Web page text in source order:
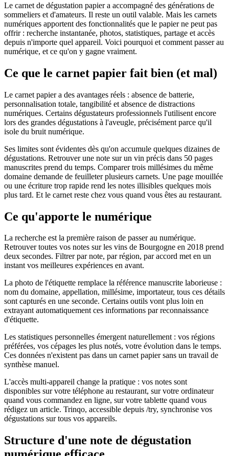
Le carnet de dégustation papier a accompagné des générations de
sommeliers et d'amateurs. Il reste un outil valable. Mais les carnets
numériques apportent des fonctionnalités que le papier ne peut pas
offrir : recherche instantanée, photos, statistiques, partage et accès
depuis n'importe quel appareil. Voici pourquoi et comment passer au
numérique, et ce qu'on y gagne vraiment.
Ce que le carnet papier fait bien (et mal)
Le carnet papier a des avantages réels : absence de batterie,
personnalisation totale, tangibilité et absence de distractions
numériques. Certains dégustateurs professionnels l'utilisent encore
lors des grandes dégustations à l'aveugle, précisément parce qu'il
isole du bruit numérique.
Ses limites sont évidentes dès qu'on accumule quelques dizaines de
dégustations. Retrouver une note sur un vin précis dans 50 pages
manuscrites prend du temps. Comparer trois millésimes du même
domaine demande de feuilleter plusieurs carnets. Une page mouillée
ou une écriture trop rapide rend les notes illisibles quelques mois
plus tard. Et le carnet reste chez vous quand vous êtes au restaurant.
Ce qu'apporte le numérique
La recherche est la première raison de passer au numérique.
Retrouver toutes vos notes sur les vins de Bourgogne en 2018 prend
deux secondes. Filtrer par note, par région, par accord met en un
instant vos meilleures expériences en avant.
La photo de l'étiquette remplace la référence manuscrite laborieuse :
nom du domaine, appellation, millésime, importateur, tous ces détails
sont capturés en une seconde. Certains outils vont plus loin en
extrayant automatiquement ces informations par reconnaissance
d'étiquette.
Les statistiques personnelles émergent naturellement : vos régions
préférées, vos cépages les plus notés, votre évolution dans le temps.
Ces données n'existent pas dans un carnet papier sans un travail de
synthèse manuel.
L'accès multi-appareil change la pratique : vos notes sont
disponibles sur votre téléphone au restaurant, sur votre ordinateur
quand vous commandez en ligne, sur votre tablette quand vous
rédigez un article. Trinqo, accessible depuis /try, synchronise vos
dégustations sur tous vos appareils.
Structure d'une note de dégustation